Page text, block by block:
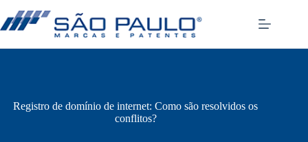
para
o
Registro de domínio de internet: Como são resolvidos os
conflitos?